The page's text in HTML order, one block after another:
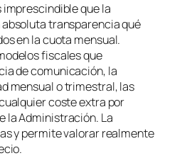
que la
transparencia qué
en la cuota mensual.
fiscales que
de comunicación, la
mensual o trimestral, las
coste extra por
la Administración. La
y permite valorar realmente